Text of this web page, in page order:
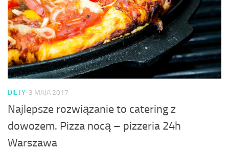
DIETY 3 MAJA 2017
Najlepsze rozwiązanie to catering z
dowozem. Pizza nocą – pizzeria 24h
Warszawa